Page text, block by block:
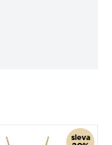
sleva